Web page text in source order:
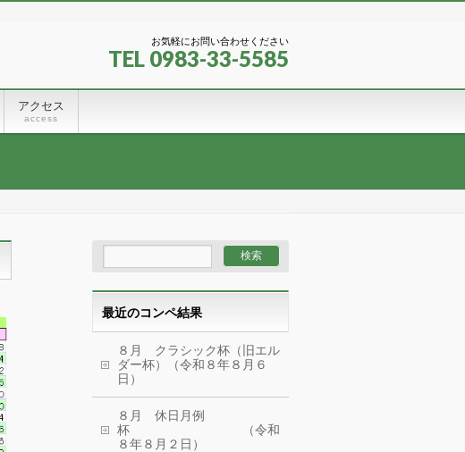
お気軽にお問い合わせください
TEL 0983-33-5585
アクセス
access
最近のコンペ結果
８月 クラシック杯（旧エル
ダー杯）（令和８年８月６
日）
８月 休日月例
杯 （令和
８年８月２日）